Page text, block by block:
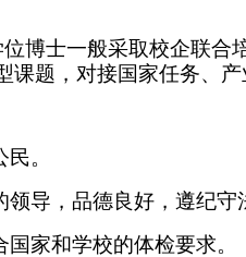
博士一般采取校企联
课题，对接国家任务、产
。
导，品德良好，遵纪守
家和学校的体检要求。